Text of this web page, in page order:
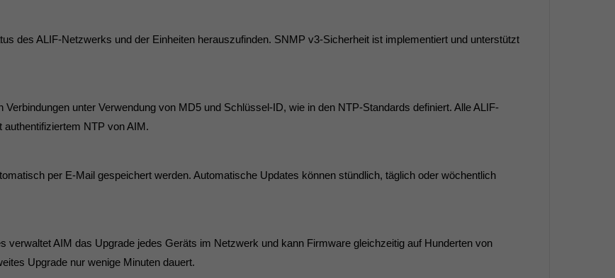
des ALIF-Netzwerks und der Einheiten herauszufinden. SNMP v3-Sicherheit ist implementiert und unterstützt
unter Verwendung von MD5 und Schlüssel-ID, wie in den NTP-Standards definiert. Alle ALIF-
NTP von AIM.
per E-Mail gespeichert werden. Automatische Updates können stündlich, täglich oder wöchentlich
verwaltet AIM das Upgrade jedes Geräts im Netzwerk und kann Firmware gleichzeitig auf Hunderten von
Upgrade nur wenige Minuten dauert.